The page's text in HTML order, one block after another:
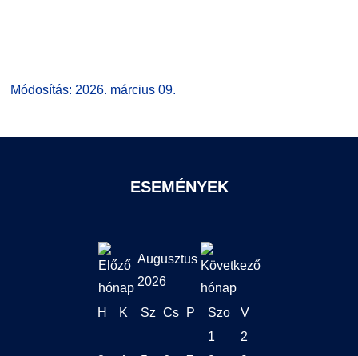
Módosítás: 2026. március 09.
ESEMÉNYEK
Augusztus
2026
H K Sz Cs P Szo
V
1
2